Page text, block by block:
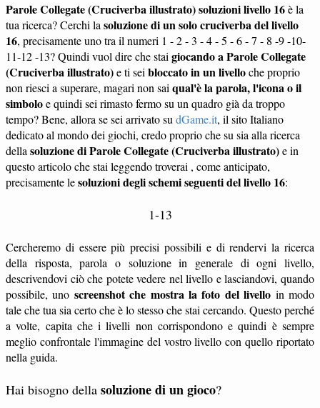
Parole Collegate (Cruciverba illustrato) soluzioni livello 16è la
tua ricerca? Cerchi la soluzione di un solo cruciverba del livello
16, precisamente uno tra il numeri 1 - 2 - 3 - 4 - 5 - 6 - 7 - 8 -9 -10-
11-12 -13? Quindi vuol dire che stai giocando a Parole Collegate
(Cruciverba illustrato)e ti sei bloccato in un livelloche proprio
non riesci a superare, magari non sai qual'è la parola, l'icona o il
simboloe quindi sei rimasto fermo su un quadro già da troppo
tempo? Bene, allora se sei arrivato su dGame.it, il sito Italiano
dedicato al mondo dei giochi, credo proprio che su sia alla ricerca
della soluzione di Parole Collegate (Cruciverba illustrato)e in
questo articolo che stai leggendo troverai , come anticipato,
precisamente lesoluzioni degli schemi seguenti del livello 16:
1-13
Cercheremo di essere più precisi possibili e di rendervi la ricerca
della risposta, parola o soluzione in generale di ogni livello,
descrivendovi ciò che potete vedere nel livello e lasciandovi, quando
possibile, uno screenshot che mostra la foto del livello in modo
tale che tua sia certo che è lo stesso che stai cercando. Questo perché
a volte, capita che i livelli non corrispondono e quindi è sempre
meglio confrontale l'immagine del vostro livello con quello riportato
nella guida.
Hai bisogno della soluzione di un gioco?